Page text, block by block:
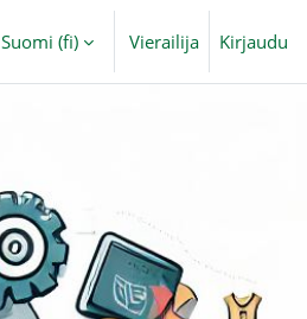
Suomi ‎(fi)‎ Vierailija Kirjaudu